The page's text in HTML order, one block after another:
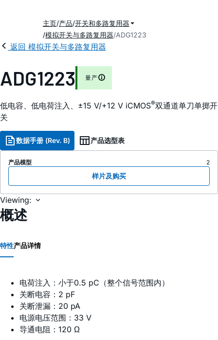
主页 产品 开关和多路复用器
模拟开关与多路复用器 ADG1223
返回 模拟开关与多路复用器
ADG1223 量产
低电容、低电荷注入、±15 V/+12 V iCMOS®双通道单刀单掷开
关
数据手册 (Rev. B) 产品选型表
产品模型 2
样片及购买
Viewing:
概述
特性产品详情
电荷注入：小于0.5 pC（整个信号范围内）
关断电容：2 pF
关断泄漏：20 pA
电源电压范围：33 V
导通电阻：120 Ω